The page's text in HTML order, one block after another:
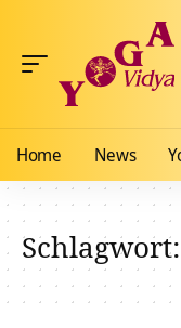
Home News